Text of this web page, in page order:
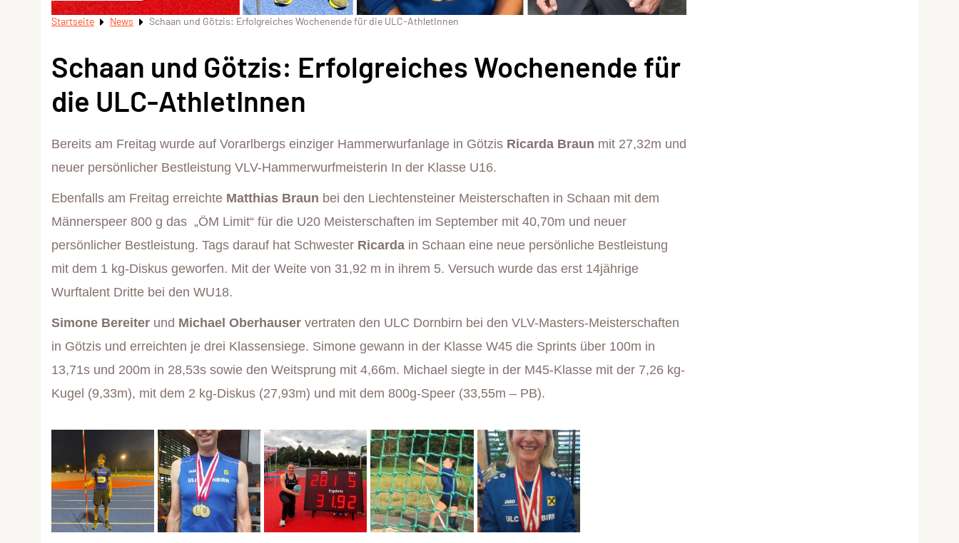
Startseite News Schaan und Götzis: Erfolgreiches Wochenende für die ULC-AthletInnen
Schaan und Götzis: Erfolgreiches Wochenende für
die ULC-AthletInnen
Bereits am Freitag wurde auf Vorarlbergs einziger Hammerwurfanlage in Götzis Ricarda Braun mit 27,32m und
neuer persönlicher Bestleistung VLV-Hammerwurfmeisterin In der Klasse U16.
Ebenfalls am Freitag erreichte Matthias Braun bei den Liechtensteiner Meisterschaften in Schaan mit dem
Männerspeer 800 g das „ÖM Limit“ für die U20 Meisterschaften im September mit 40,70m und neuer
persönlicher Bestleistung. Tags darauf hat Schwester Ricarda in Schaan eine neue persönliche Bestleistung
mit dem 1 kg-Diskus geworfen. Mit der Weite von 31,92 m in ihrem 5. Versuch wurde das erst 14jährige
Wurftalent Dritte bei den WU18.
Simone Bereiter und Michael Oberhauser vertraten den ULC Dornbirn bei den VLV-Masters-Meisterschaften
in Götzis und erreichten je drei Klassensiege. Simone gewann in der Klasse W45 die Sprints über 100m in
13,71s und 200m in 28,53s sowie den Weitsprung mit 4,66m. Michael siegte in der M45-Klasse mit der 7,26 kg-
Kugel (9,33m), mit dem 2 kg-Diskus (27,93m) und mit dem 800g-Speer (33,55m – PB).